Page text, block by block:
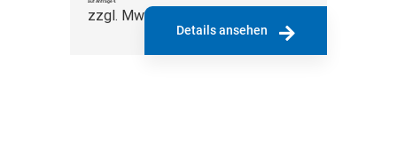
zzgl. MwSt.
Details ansehen